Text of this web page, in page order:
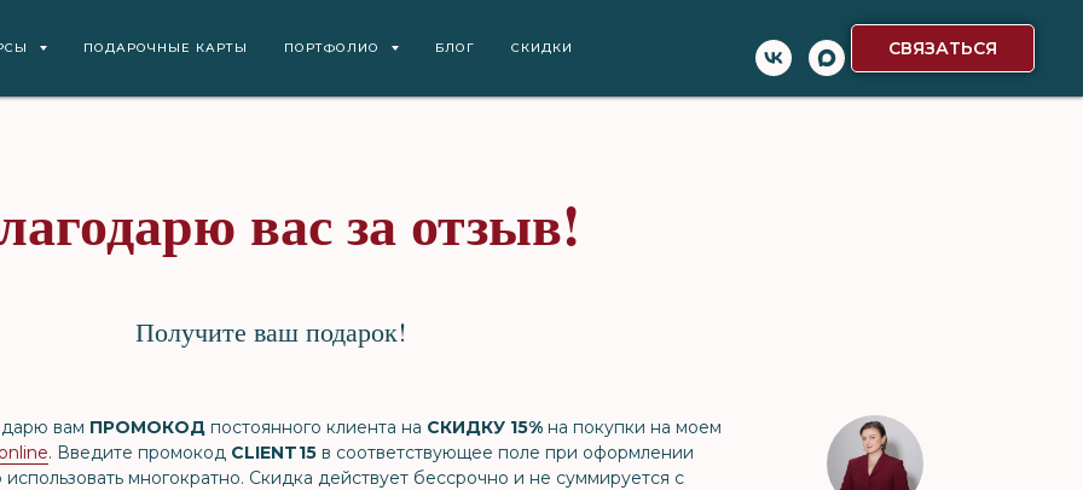
ПОДАРОЧНЫЕ КАРТЫ ПОРТФОЛИО БЛОГ СКИДКИ СВЯЗАТЬСЯ
вас за отзыв!
Получите ваш подарок!
вам ПРОМОКОД постоянного клиента на СКИДКУ 15% на покупки на моем
. Введите промокод CLIENT15 в соответствующее поле при оформлении
многократно. Скидка действует бессрочно и не суммируется с